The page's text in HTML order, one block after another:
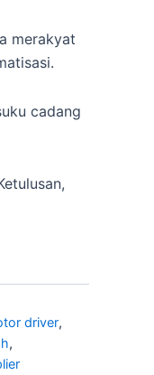
merakyat
cadang
driver,
,